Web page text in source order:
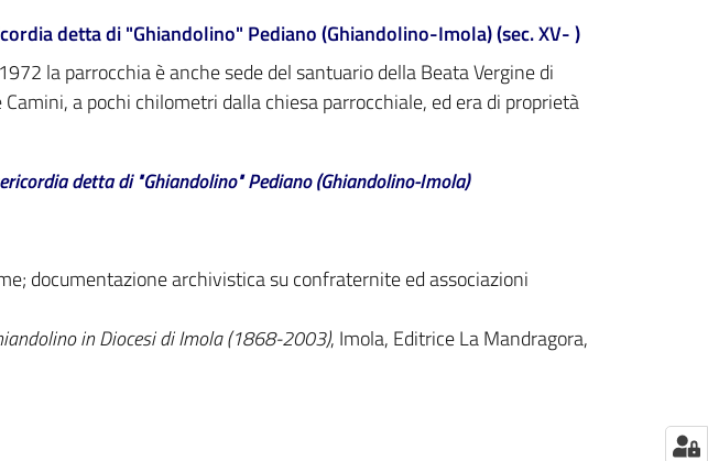
detta di "Ghiandolino" Pediano (Ghiandolino-Imola) (sec. XV- )
la parrocchia è anche sede del santuario della Beata Vergine di
a pochi chilometri dalla chiesa parrocchiale, ed era di proprietà
detta di "Ghiandolino" Pediano (Ghiandolino-Imola)
documentazione archivistica su confraternite ed associazioni
in Diocesi di Imola (1868-2003), Imola, Editrice La Mandragora,